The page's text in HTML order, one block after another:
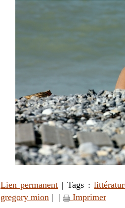
Lien permanent | Tags :
gregory mion | | Imprimer